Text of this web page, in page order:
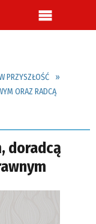
PRZYSZŁOŚĆ
ORAZ RADCĄ
doradcą
Menu